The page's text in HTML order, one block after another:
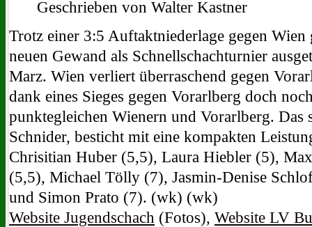
Geschrieben von Walter Kastner
Trotz einer 3:5 Auftaktniederlage gegen
neuen Gewand als Schnellschachturnier
Marz. Wien verliert überraschend gegen
dank eines Sieges gegen Vorarlberg doch
punktegleichen Wienern und Vorarlberg. Das
Schnider, besticht mit eine kompakten
Chrisitian Huber (5,5), Laura Hiebler (5),
(5,5), Michael Tölly (7), Jasmin-Denise
und Simon Prato (7). (wk) (wk)
Website Jugendschach (Fotos), Website LV